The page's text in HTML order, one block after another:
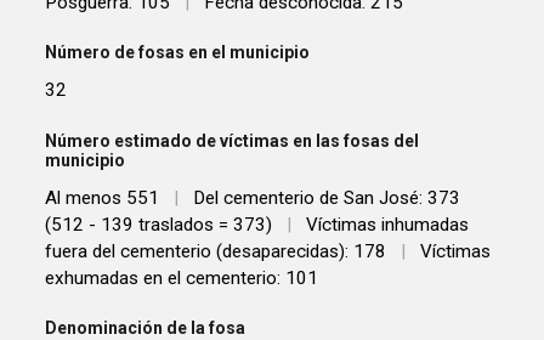
Número de fosas en el municipio
32
Número estimado de víctimas en las fosas del
municipio
Al menos 551 |
Del cementerio de San José: 373
(512 - 139 traslados = 373)
|
Víctimas inhumadas
fuera del cementerio (desaparecidas): 178
|
Víctimas
exhumadas en el cementerio: 101
Denominación de la fosa